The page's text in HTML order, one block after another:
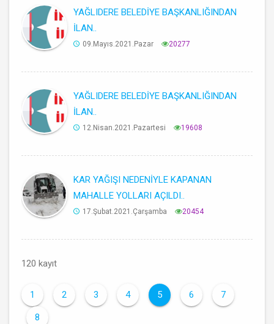
YAĞLIDERE BELEDİYE BAŞKANLIĞINDAN
İLAN..
09.Mayıs.2021.Pazar 20277
YAĞLIDERE BELEDİYE BAŞKANLIĞINDAN
İLAN..
12.Nisan.2021.Pazartesi 19608
KAR YAĞIŞI NEDENİYLE KAPANAN
MAHALLE YOLLARI AÇILDI..
17.Şubat.2021.Çarşamba 20454
120 kayıt
1 2 3 4 5 6 7
8